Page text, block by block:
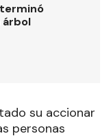
su accionar
personas